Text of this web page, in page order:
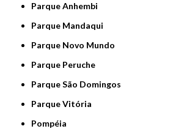
Parque Anhembi
Parque Mandaqui
Parque Novo Mundo
Parque Peruche
Parque São Domingos
Parque Vitória
Pompéia